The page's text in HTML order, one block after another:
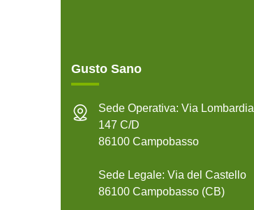
Gusto Sano
Sede Operativa: Via Lombardia
147 C/D
86100 Campobasso
Sede Legale: Via del Castello
86100 Campobasso (CB)